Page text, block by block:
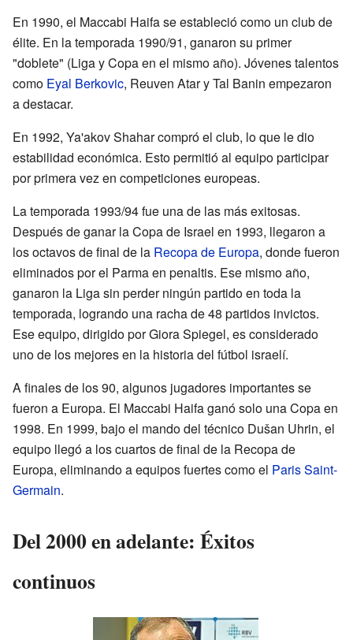
En 1990, el Maccabi Haifa se estableció como un club de
élite. En la temporada 1990/91, ganaron su primer
"doblete" (Liga y Copa en el mismo año). Jóvenes talentos
como Eyal Berkovic, Reuven Atar y Tal Banin empezaron
a destacar.
En 1992, Ya'akov Shahar compró el club, lo que le dio
estabilidad económica. Esto permitió al equipo participar
por primera vez en competiciones europeas.
La temporada 1993/94 fue una de las más exitosas.
Después de ganar la Copa de Israel en 1993, llegaron a
los octavos de final de la Recopa de Europa, donde fueron
eliminados por el Parma en penaltis. Ese mismo año,
ganaron la Liga sin perder ningún partido en toda la
temporada, logrando una racha de 48 partidos invictos.
Ese equipo, dirigido por Giora Spiegel, es considerado
uno de los mejores en la historia del fútbol israelí.
A finales de los 90, algunos jugadores importantes se
fueron a Europa. El Maccabi Haifa ganó solo una Copa en
1998. En 1999, bajo el mando del técnico Dušan Uhrin, el
equipo llegó a los cuartos de final de la Recopa de
Europa, eliminando a equipos fuertes como el Paris Saint-
Germain.
Del 2000 en adelante: Éxitos
continuos